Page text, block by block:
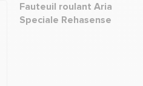
Fauteuil roulant Aria
Speciale Rehasense